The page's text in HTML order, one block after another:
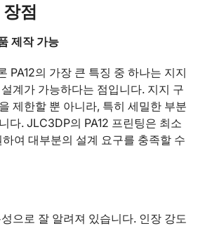
점
제작 가능
PA12의 가장 큰 특징 중 하나는 지지
계가 가능하다는 점입니다. 지지 구
제한할 뿐 아니라, 특히 세밀한 부분
다. JLC3DP의 PA12 프린팅은 최소
여 대부분의 설계 요구를 충족할 수
으로 잘 알려져 있습니다. 인장 강도